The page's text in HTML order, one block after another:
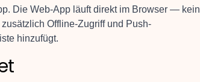
Die Web-App läuft direkt im Browser — kein
Offline-Zugriff und Push-
hinzufügt.